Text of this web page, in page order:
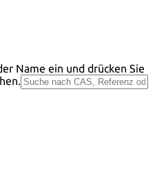
Name ein und drücken Sie